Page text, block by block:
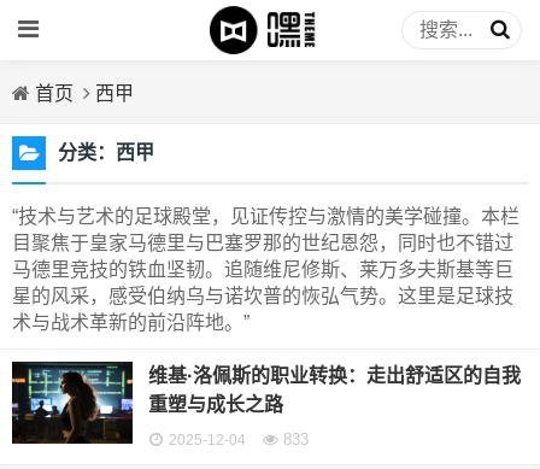
首页 西甲
分类： 西甲
“技术与艺术的足球殿堂，见证传控与激情的美学碰撞。本栏
目聚焦于皇家马德里与巴塞罗那的世纪恩怨，同时也不错过
马德里竞技的铁血坚韧。追随维尼修斯、莱万多夫斯基等巨
星的风采，感受伯纳乌与诺坎普的恢弘气势。这里是足球技
术与战术革新的前沿阵地。”
维基·洛佩斯的职业转换：走出舒适区的自我
重塑与成长之路
2025-12-04 833